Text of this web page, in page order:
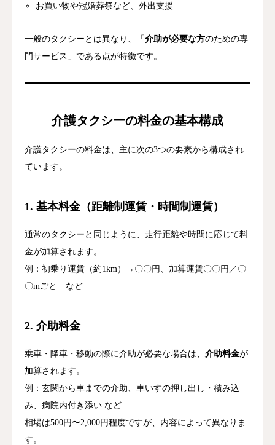
お買い物や冠婚葬祭など、外出支援
一般のタクシーとは異なり、「 介助が必要な方のための専
門サービス」である点が特徴です。
介護タクシーの料金の基本構成
介護タクシーの料金は、主に次の3つの要素から構成され
ています。
1. 基本料金（距離制運賃・時間制運賃）
通常のタクシーと同じように、走行距離や時間に応じて料
金が加算されます。
例：初乗り運賃（約1km）→〇〇円、加算運賃〇〇円／〇
〇mごと など
2. 介助料金
乗車・降車・移動の際に介助が必要な場合は、 介助料金が
加算されます。
例：玄関から車までの介助、車いすの押し出し・積み込
み、病院内付き添い など
相場は500円〜2,000円程度ですが、内容によって異なりま
す。